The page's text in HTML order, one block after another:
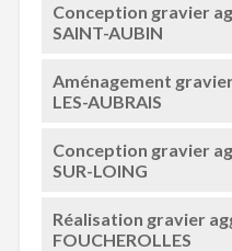
Conception gravier
SAINT-AUBIN
Aménagement
LES-AUBRAIS
Conception gravier
SUR-LOING
Réalisation gravier
FOUCHEROLLES